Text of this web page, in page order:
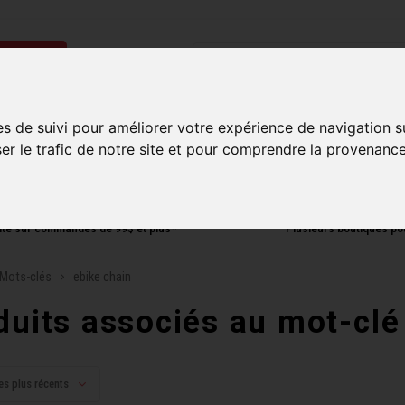
de suivi pour améliorer votre expérience de navigation
le trafic de notre site et pour comprendre la
Homme Accessoires Composantes
sur commandes de 99$ et plus* Plusieurs boutiques
Mots-clés ebike chain
associés au mot-
plus récents